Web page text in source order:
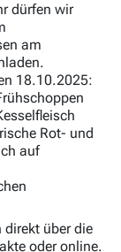
dürfen wir
am
18.10.2025:
Rot- und
auf
direkt über die
oder online.